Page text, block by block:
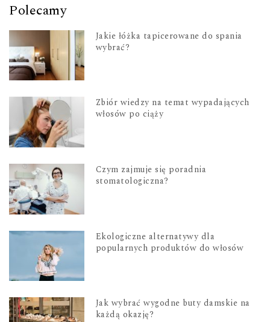
Polecamy
Jakie łóżka tapicerowane do spania
wybrać?
Zbiór wiedzy na temat wypadających
włosów po ciąży
Czym zajmuje się poradnia
stomatologiczna?
Ekologiczne alternatywy dla
popularnych produktów do włosów
Jak wybrać wygodne buty damskie na
każdą okazję?